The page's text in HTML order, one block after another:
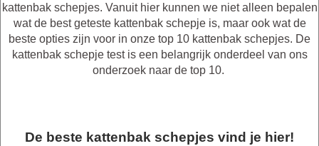
kattenbak schepjes. Vanuit hier kunnen we niet alleen bepalen
wat de best geteste kattenbak schepje is, maar ook wat de
beste opties zijn voor in onze top 10 kattenbak schepjes. De
kattenbak schepje test is een belangrijk onderdeel van ons
onderzoek naar de top 10.
De beste kattenbak schepjes vind je hier!